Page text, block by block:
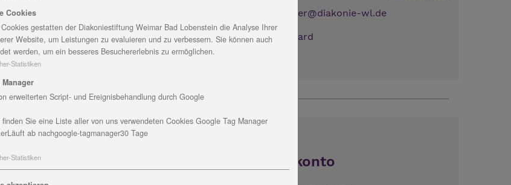
wird, bekommen Sie bei uns
typischen Rahmschicht.
regionaler Rohstoffe ein
Milchverarbeitung
an
teil.
Altengesees und in vielen
Ebersdorf, Oberlemnitz,
und Dobareuth.
Ca.Mueller@diakonie-wl.de
Download: vCard
Spendenkonto
Cookies
gestatten der Diakoniestiftung Weimar Bad Lobenstein die Analyse Ihrer
Website, um Leistungen zu evaluieren und zu verbessern. Sie können auch
werden, um ein besseres Besuchererlebnis zu ermöglichen.
Statistiken
erweiterten Script- und Ereignisbehandlung durch Google
finden Sie eine Liste aller von uns verwendeten Cookies Google Tag Manager
Läuft ab nachgoogle-tagmanager30 Tage
Statistiken